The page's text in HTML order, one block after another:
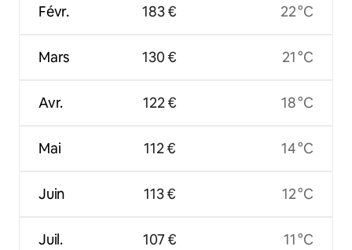
Févr.
Mars
Avr.
Mai
Juin
Juil.
183 €
130 €
122 €
112 €
113 €
107 €
22 °C
21 °C
18 °C
14 °C
12 °C
11 °C